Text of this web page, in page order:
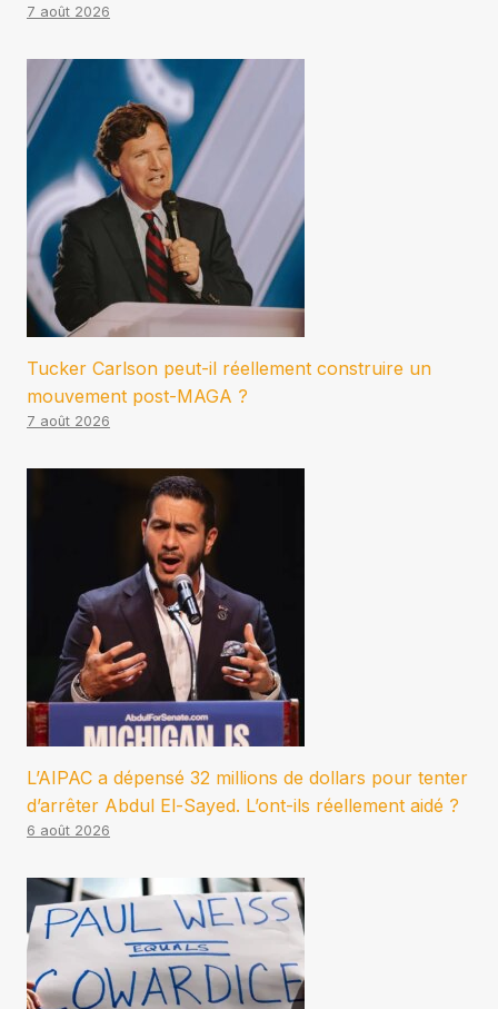
7 août 2026
Tucker Carlson peut-il réellement construire un
mouvement post-MAGA ?
7 août 2026
L’AIPAC a dépensé 32 millions de dollars pour tenter
d’arrêter Abdul El-Sayed. L’ont-ils réellement aidé ?
6 août 2026